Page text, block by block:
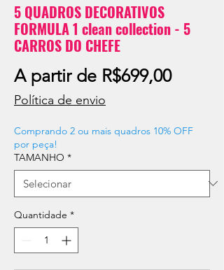
5 QUADROS DECORATIVOS
FORMULA 1 clean collection - 5
CARROS DO CHEFE
A partir de R$699,00Preço
Política de envio
Comprando 2 ou mais quadros 10% OFF
por peça!
TAMANHO *
Quantidade *